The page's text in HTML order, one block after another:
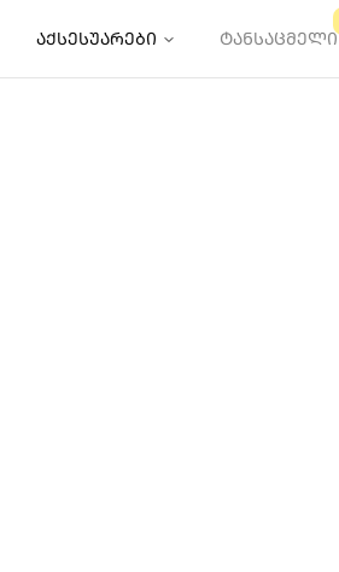
აქსესუარები ტანსაცმელი